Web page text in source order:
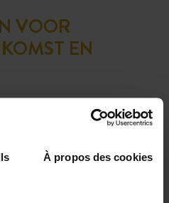
À propos des cookies
VOOR
EN
12.00 uur ‘s middags op
en moet op de dag van
achter elkaar op dezelfde